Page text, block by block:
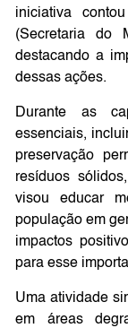
iniciativa
(Secretaria do
destacando a
dessas ações.
Durante as
essenciais,
preservação
resíduos
visou educar
população em
impactos
para esse
Uma atividade
em áreas